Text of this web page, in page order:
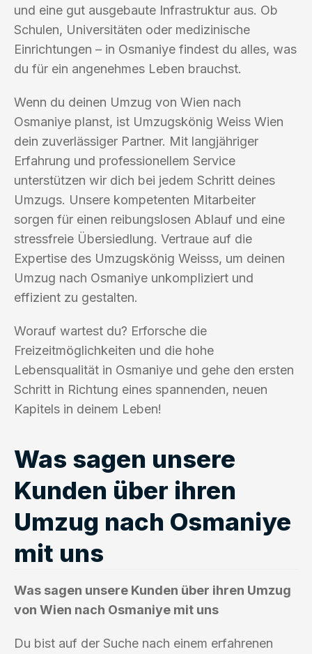
und eine gut ausgebaute Infrastruktur aus. Ob
Schulen, Universitäten oder medizinische
Einrichtungen – in Osmaniye findest du alles, was
du für ein angenehmes Leben brauchst.
Wenn du deinen Umzug von Wien nach
Osmaniye planst, ist Umzugskönig Weiss Wien
dein zuverlässiger Partner. Mit langjähriger
Erfahrung und professionellem Service
unterstützen wir dich bei jedem Schritt deines
Umzugs. Unsere kompetenten Mitarbeiter
sorgen für einen reibungslosen Ablauf und eine
stressfreie Übersiedlung. Vertraue auf die
Expertise des Umzugskönig Weisss, um deinen
Umzug nach Osmaniye unkompliziert und
effizient zu gestalten.
Worauf wartest du? Erforsche die
Freizeitmöglichkeiten und die hohe
Lebensqualität in Osmaniye und gehe den ersten
Schritt in Richtung eines spannenden, neuen
Kapitels in deinem Leben!
Was sagen unsere
Kunden über ihren
Umzug nach Osmaniye
mit uns
Was sagen unsere Kunden über ihren Umzug
von Wien nach Osmaniye mit uns
Du bist auf der Suche nach einem erfahrenen